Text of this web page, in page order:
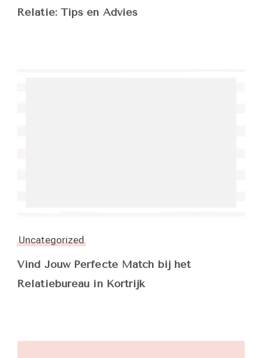
Relatie: Tips en Advies
Uncategorized
Vind Jouw Perfecte Match bij het
Relatiebureau in Kortrijk